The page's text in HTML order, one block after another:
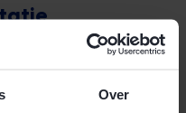
Over
Vraag online accreditatie